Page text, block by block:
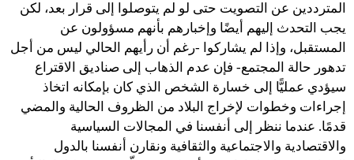
المترددين عن التصويت حتى لو لم يتوصلوا إلى قرار بعد، لكن
يجب التحدث إليهم أيضًا وإخبارهم بأنهم مسؤولون عن
المستقبل، وإذا لم يشاركوا -رغم أن رأيهم الحالي ليس من أجل
تدهور حالة المجتمع- فإن عدم الذهاب إلى صناديق الاقتراع
سيؤدي عمليًّا إلى خسارة الشخص الذي كان بإمكانه اتخاذ
إجراءات وخطوات لإخراج البلاد من الظروف الحالية والمضي
قدمًا. عندما ننظر إلى أنفسنا في المجالات السياسية
والاقتصادية والاجتماعية والثقافية ونقارن أنفسنا بالدول